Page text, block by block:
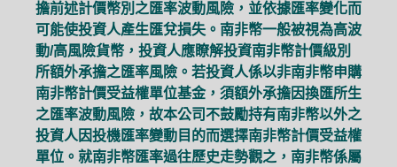
擔前述計價幣別之匯率波動風險，並依據匯率變化而
可能使投資人產生匯兌損失。南非幣一般被視為高波
動/高風險貨幣，投資人應瞭解投資南非幣計價級別
所額外承擔之匯率風險。若投資人係以非南非幣申購
南非幣計價受益權單位基金，須額外承擔因換匯所生
之匯率波動風險，故本公司不鼓勵持有南非幣以外之
投資人因投機匯率變動目的而選擇南非幣計價受益權
單位。就南非幣匯率過往歷史走勢觀之，南非幣係屬